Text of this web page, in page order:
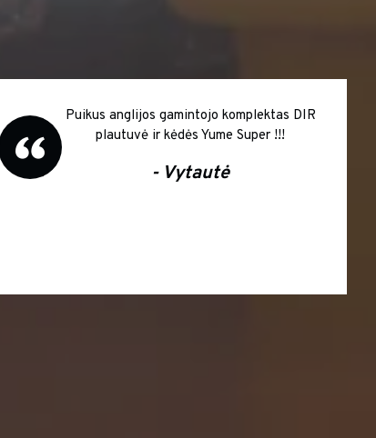
Puikus anglijos gamintojo komplektas DIR
plautuvė ir kėdės Yume Super !!!
- Vytautė